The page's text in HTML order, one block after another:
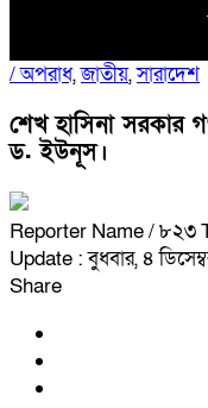
/অপরাধ,জাতীয়,সারাদেশ
শেখ হাসিনা সরকার
ড. ইউনূস।
Reporter Name/ ৮২৩
Update : বুধবার, ৪
Share